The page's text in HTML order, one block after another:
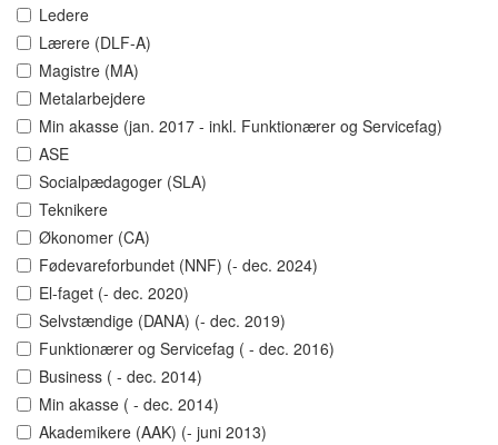
Ledere
Lærere (DLF-A)
Magistre (MA)
Metalarbejdere
Min akasse (jan. 2017 - inkl. Funktionærer og Servicefag)
ASE
Socialpædagoger (SLA)
Teknikere
Økonomer (CA)
Fødevareforbundet (NNF) (- dec. 2024)
El-faget (- dec. 2020)
Selvstændige (DANA) (- dec. 2019)
Funktionærer og Servicefag ( - dec. 2016)
Business ( - dec. 2014)
Min akasse ( - dec. 2014)
Akademikere (AAK) (- juni 2013)